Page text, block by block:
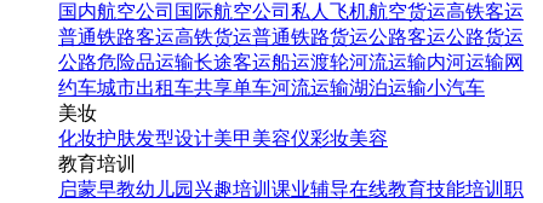
国内航空公司 国际航空公司 私人飞机航空货运高铁客运
普通铁路客运高铁货运普通铁路货运公路客运公路货运
公路危险品运输长途客运船运渡轮河流运输内河运输网
约车城市出租车共享单车河流运输湖泊运输小汽车
美妆
化妆护肤发型设计美甲 美容仪彩妆美容
教育培训
启蒙早教幼儿园 兴趣培训 课业辅导在线教育技能培训 职